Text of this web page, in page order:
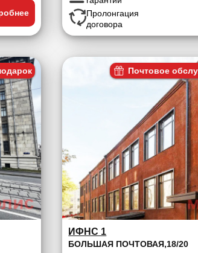
Пролонгация
договора
Почтовое
ИФНС 1
БОЛЬШАЯ ПОЧТОВАЯ,18/20